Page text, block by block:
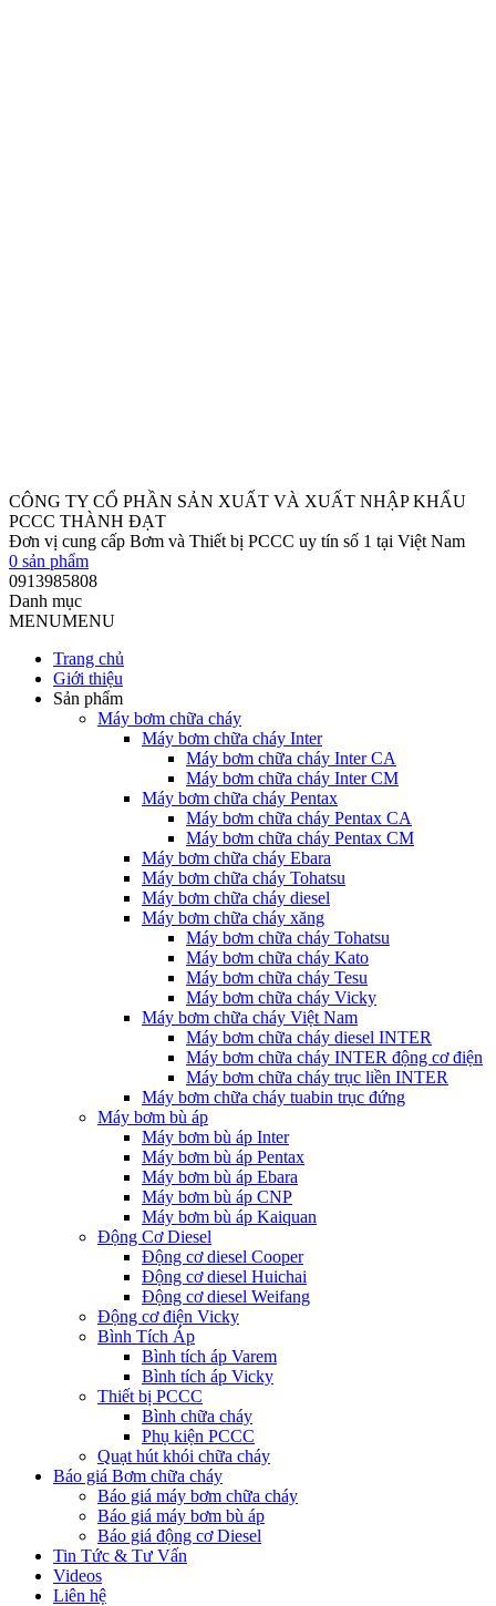
CÔNG TY CỔ PHẦN SẢN XUẤT VÀ XUẤT NHẬP KHẨU
PCCC THÀNH ĐẠT
Đơn vị cung cấp Bơm và Thiết bị PCCC uy tín số 1 tại Việt Nam
0 sản phẩm
0913985808
Danh mục
MENUMENU
Trang chủ
Giới thiệu
Sản phẩm
Máy bơm chữa cháy
Máy bơm chữa cháy Inter
Máy bơm chữa cháy Inter CA
Máy bơm chữa cháy Inter CM
Máy bơm chữa cháy Pentax
Máy bơm chữa cháy Pentax CA
Máy bơm chữa cháy Pentax CM
Máy bơm chữa cháy Ebara
Máy bơm chữa cháy Tohatsu
Máy bơm chữa cháy diesel
Máy bơm chữa cháy xăng
Máy bơm chữa cháy Tohatsu
Máy bơm chữa cháy Kato
Máy bơm chữa cháy Tesu
Máy bơm chữa cháy Vicky
Máy bơm chữa cháy Việt Nam
Máy bơm chữa cháy diesel INTER
Máy bơm chữa cháy INTER động cơ điện
Máy bơm chữa cháy trục liền INTER
Máy bơm chữa cháy tuabin trục đứng
Máy bơm bù áp
Máy bơm bù áp Inter
Máy bơm bù áp Pentax
Máy bơm bù áp Ebara
Máy bơm bù áp CNP
Máy bơm bù áp Kaiquan
Động Cơ Diesel
Động cơ diesel Cooper
Động cơ diesel Huichai
Động cơ diesel Weifang
Động cơ điện Vicky
Bình Tích Áp
Bình tích áp Varem
Bình tích áp Vicky
Thiết bị PCCC
Bình chữa cháy
Phụ kiện PCCC
Quạt hút khói chữa cháy
Báo giá Bơm chữa cháy
Báo giá máy bơm chữa cháy
Báo giá máy bơm bù áp
Báo giá động cơ Diesel
Tin Tức & Tư Vấn
Videos
Liên hệ